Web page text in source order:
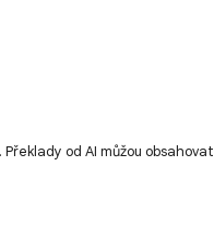
od AI můžou obsahovat